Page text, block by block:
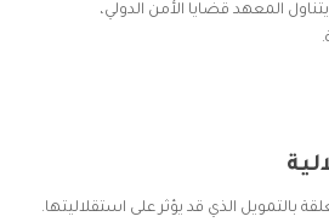
المعهد قضايا الأمن الدولي،
بالتمويل الذي قد يؤثر على استقلاليتها.